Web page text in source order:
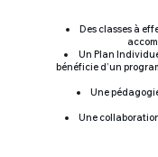
Des classes à
Un Plan
bénéficie d’un
Une
Une